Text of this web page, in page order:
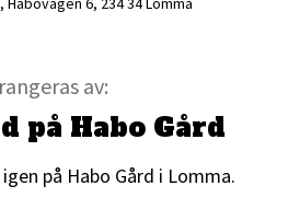
av:
på Habo Gård
på Habo Gård i Lomma.